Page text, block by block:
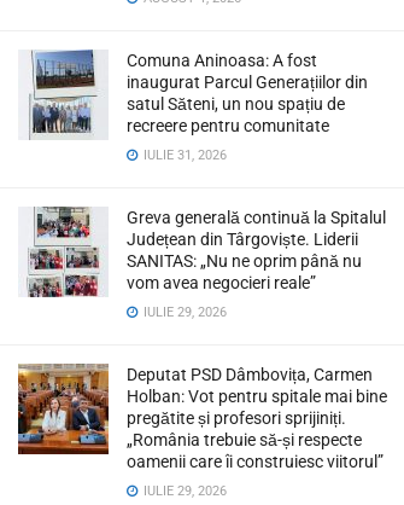
Comuna Aninoasa: A fost
inaugurat Parcul Generațiilor din
satul Săteni, un nou spațiu de
recreere pentru comunitate
IULIE 31, 2026
Greva generală continuă la Spitalul
Județean din Târgoviște. Liderii
SANITAS: „Nu ne oprim până nu
vom avea negocieri reale”
IULIE 29, 2026
Deputat PSD Dâmbovița, Carmen
Holban: Vot pentru spitale mai bine
pregătite și profesori sprijiniți.
„România trebuie să-și respecte
oamenii care îi construiesc viitorul”
IULIE 29, 2026